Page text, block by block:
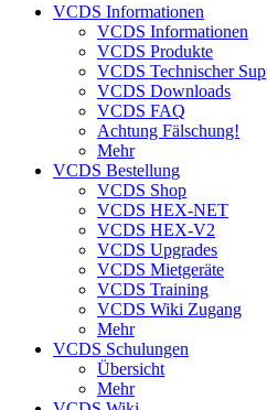
VCDS Informationen
VCDS Informationen
VCDS Produkte
VCDS Technischer
VCDS Downloads
VCDS FAQ
Achtung Fälschung!
Mehr
VCDS Bestellung
VCDS Shop
VCDS HEX-NET
VCDS HEX-V2
VCDS Upgrades
VCDS Mietgeräte
VCDS Training
VCDS Wiki Zugang
Mehr
VCDS Schulungen
Übersicht
Mehr